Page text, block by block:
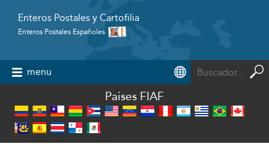
Enteros Postales y Cartofilia
Enteros Postales Españoles
menu
Paises FIAF